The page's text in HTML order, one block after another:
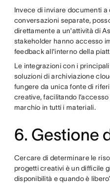
Invece di inviare documenti
conversazioni separate,
direttamente a un'attività di
stakeholder hanno accesso
feedback all'interno della
Le integrazioni con i
soluzioni di archiviazione
fungere da unica fonte di
creative, facilitando
marchio in tutti i materiali.
6. Gestione
Cercare di determinare le
progetti creativi è un difficile
disponibilità e quando è